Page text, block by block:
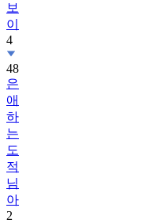
보
이
4
48
은
애
하
는
도
적
님
아
2